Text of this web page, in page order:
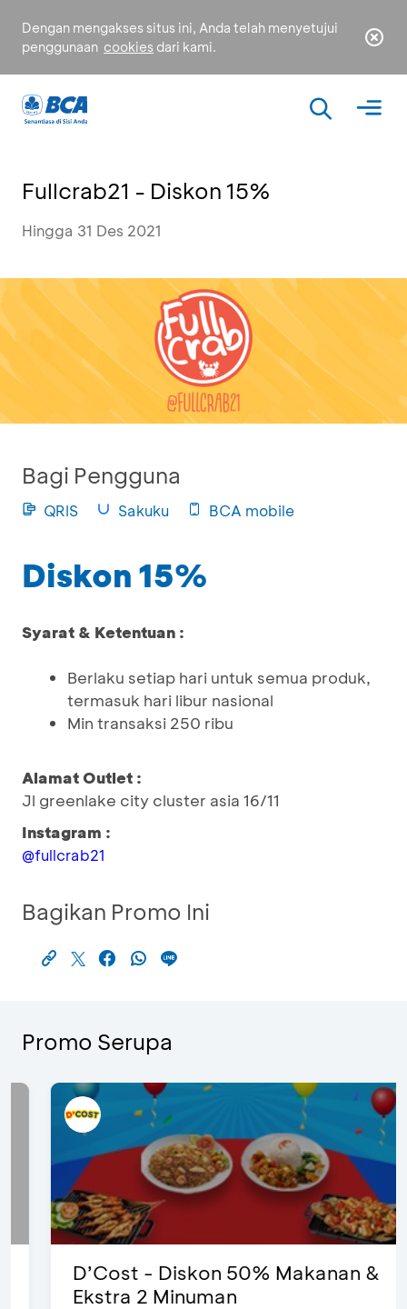
Dengan mengakses situs ini, Anda telah menyetujui
penggunaan cookies dari kami.
Fullcrab21 - Diskon 15%
Hingga 31 Des 2021
Bagi Pengguna
QRIS Sakuku BCA mobile
Diskon 15%
Syarat & Ketentuan :
Berlaku setiap hari untuk semua produk,
termasuk hari libur nasional
Min transaksi 250 ribu
Alamat Outlet :
Jl greenlake city cluster asia 16/11
Instagram :
@fullcrab21
Bagikan Promo Ini
Promo Serupa
D’Cost - Diskon 50% Makanan &
Ekstra 2 Minuman